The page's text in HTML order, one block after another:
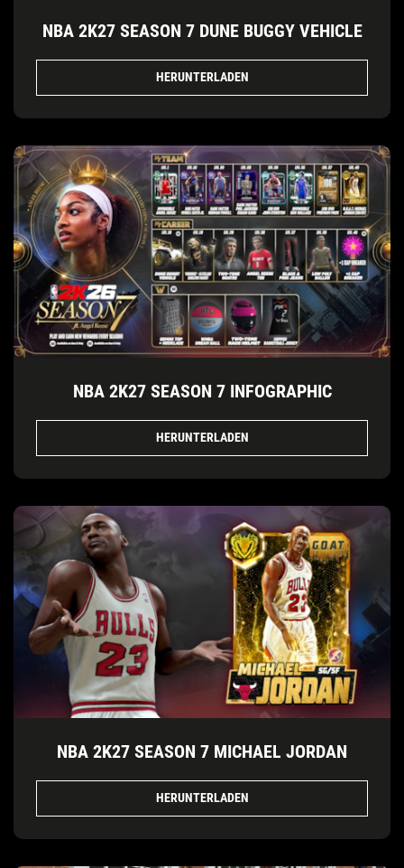
NBA 2K27 SEASON 7 DUNE BUGGY VEHICLE
HERUNTERLADEN
NBA 2K27 SEASON 7 INFOGRAPHIC
HERUNTERLADEN
NBA 2K27 SEASON 7 MICHAEL JORDAN
HERUNTERLADEN